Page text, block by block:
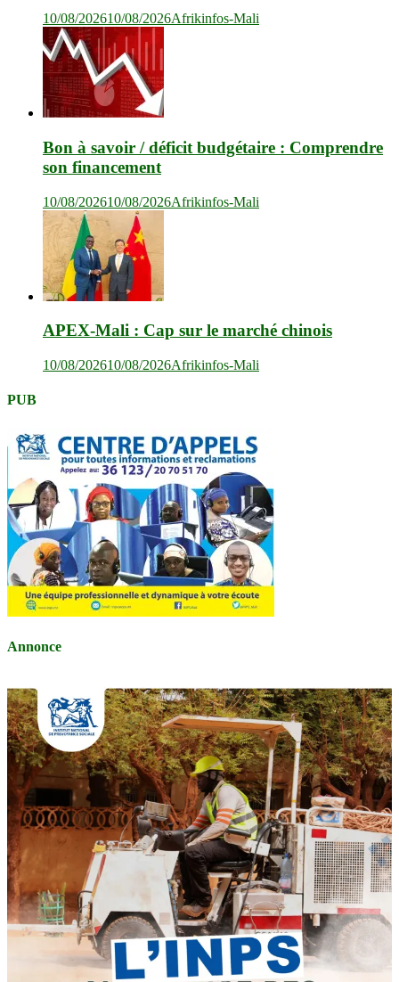
10/08/202610/08/2026Afrikinfos-Mali
Bon à savoir / déficit budgétaire : Comprendre
son financement
10/08/202610/08/2026Afrikinfos-Mali
APEX-Mali : Cap sur le marché chinois
10/08/202610/08/2026Afrikinfos-Mali
PUB
Annonce